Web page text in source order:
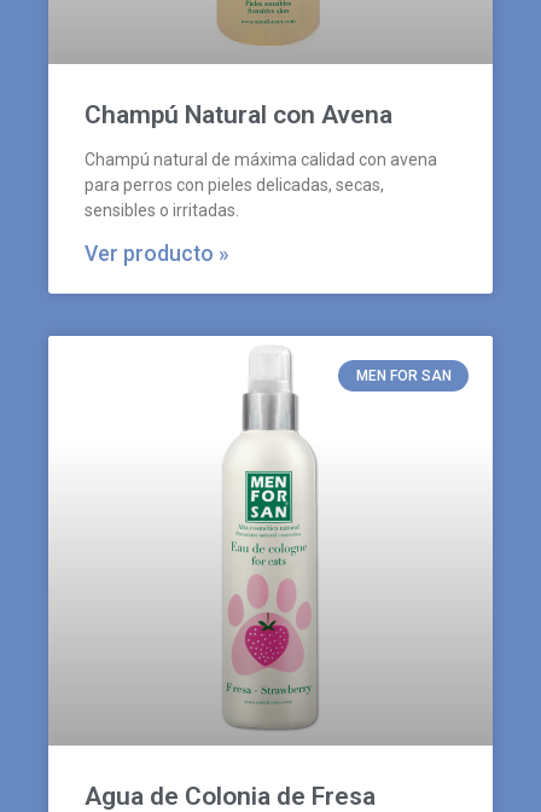
Champú Natural con Avena
Champú natural de máxima calidad con avena
para perros con pieles delicadas, secas,
sensibles o irritadas.
Ver producto »
MEN FOR SAN
Agua de Colonia de Fresa